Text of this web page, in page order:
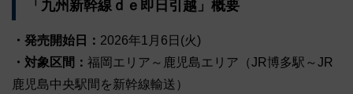
「九州新幹線ｄｅ即日引越」概要
・発売開始日： 2026年1月6日(火)
・対象区間： 福岡エリア～鹿児島エリア（JR博多駅～JR
鹿児島中央駅間を新幹線輸送）